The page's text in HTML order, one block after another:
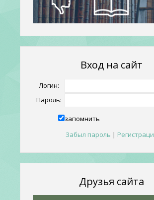
Вход на сайт
Логин:
Пароль:
запомнить
Забыл пароль |
Друзья сайта